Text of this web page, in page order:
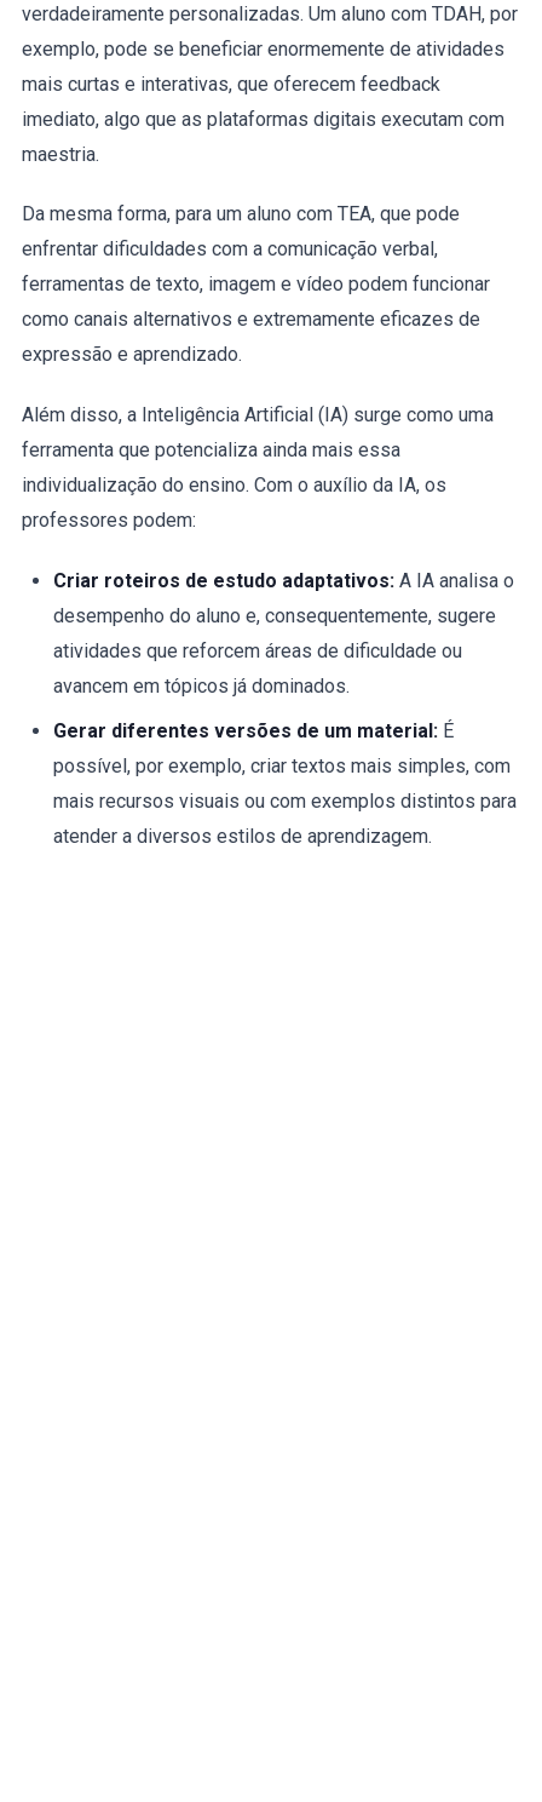
verdadeiramente personalizadas. Um aluno com TDAH, por
exemplo, pode se beneficiar enormemente de atividades
mais curtas e interativas, que oferecem feedback
imediato, algo que as plataformas digitais executam com
maestria.
Da mesma forma, para um aluno com TEA, que pode
enfrentar dificuldades com a comunicação verbal,
ferramentas de texto, imagem e vídeo podem funcionar
como canais alternativos e extremamente eficazes de
expressão e aprendizado.
Além disso, a Inteligência Artificial (IA) surge como uma
ferramenta que potencializa ainda mais essa
individualização do ensino. Com o auxílio da IA, os
professores podem:
Criar roteiros de estudo adaptativos:A IA analisa o
desempenho do aluno e, consequentemente, sugere
atividades que reforcem áreas de dificuldade ou
avancem em tópicos já dominados.
Gerar diferentes versões de um material:É
possível, por exemplo, criar textos mais simples, com
mais recursos visuais ou com exemplos distintos para
atender a diversos estilos de aprendizagem.